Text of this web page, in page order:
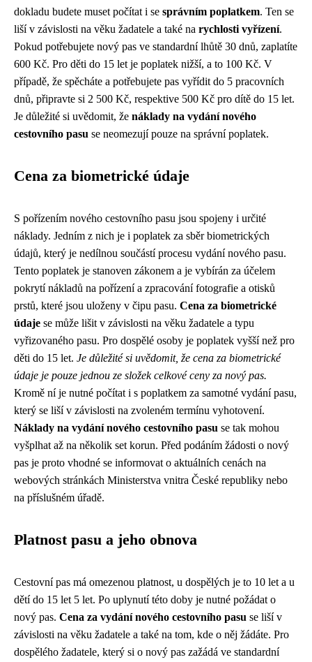
dokladu budete muset počítat i se správním poplatkem. Ten se
liší v závislosti na věku žadatele a také na rychlosti vyřízení.
Pokud potřebujete nový pas ve standardní lhůtě 30 dnů, zaplatíte
600 Kč. Pro děti do 15 let je poplatek nižší, a to 100 Kč. V
případě, že spěcháte a potřebujete pas vyřídit do 5 pracovních
dnů, připravte si 2 500 Kč, respektive 500 Kč pro dítě do 15 let.
Je důležité si uvědomit, že náklady na vydání nového
cestovního pasu se neomezují pouze na správní poplatek.
Cena za biometrické údaje
S pořízením nového cestovního pasu jsou spojeny i určité
náklady. Jedním z nich je i poplatek za sběr biometrických
údajů, který je nedílnou součástí procesu vydání nového pasu.
Tento poplatek je stanoven zákonem a je vybírán za účelem
pokrytí nákladů na pořízení a zpracování fotografie a otisků
prstů, které jsou uloženy v čipu pasu. Cena za biometrické
údaje se může lišit v závislosti na věku žadatele a typu
vyřizovaného pasu. Pro dospělé osoby je poplatek vyšší než pro
děti do 15 let. Je důležité si uvědomit, že cena za biometrické
údaje je pouze jednou ze složek celkové ceny za nový pas.
Kromě ní je nutné počítat i s poplatkem za samotné vydání pasu,
který se liší v závislosti na zvoleném termínu vyhotovení.
Náklady na vydání nového cestovního pasu se tak mohou
vyšplhat až na několik set korun. Před podáním žádosti o nový
pas je proto vhodné se informovat o aktuálních cenách na
webových stránkách Ministerstva vnitra České republiky nebo
na příslušném úřadě.
Platnost pasu a jeho obnova
Cestovní pas má omezenou platnost, u dospělých je to 10 let a u
dětí do 15 let 5 let. Po uplynutí této doby je nutné požádat o
nový pas. Cena za vydání nového cestovního pasu se liší v
závislosti na věku žadatele a také na tom, kde o něj žádáte. Pro
dospělého žadatele, který si o nový pas zažádá ve standardní